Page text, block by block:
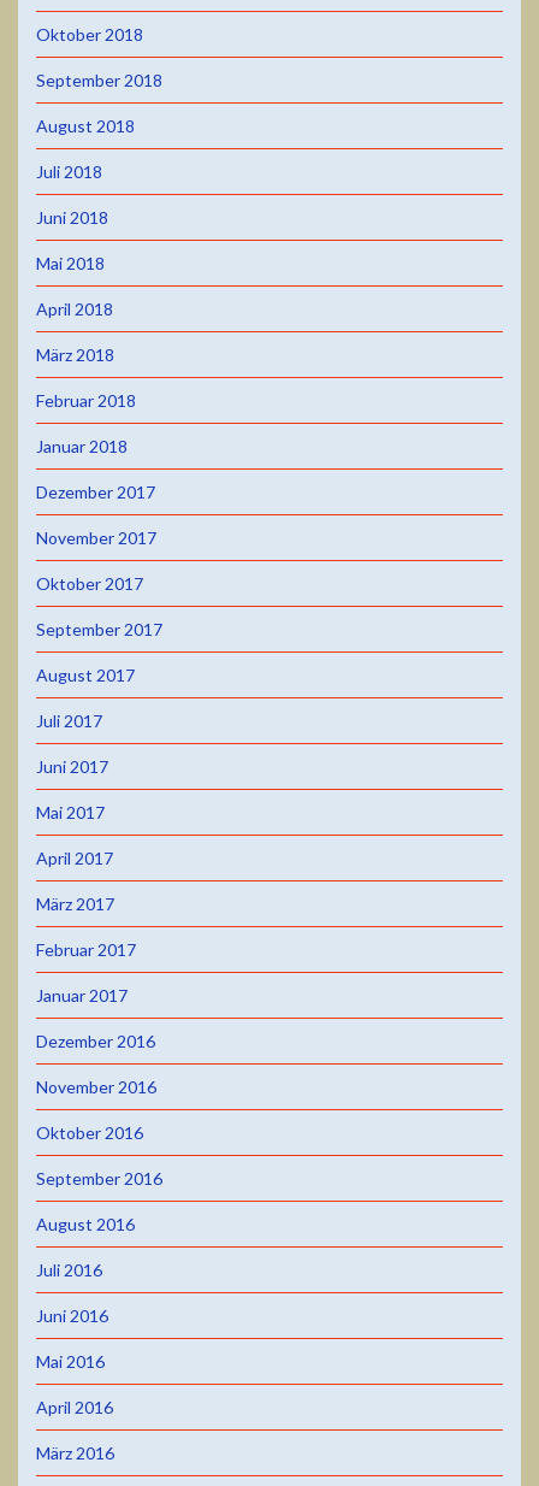
Oktober 2018
September 2018
August 2018
Juli 2018
Juni 2018
Mai 2018
April 2018
März 2018
Februar 2018
Januar 2018
Dezember 2017
November 2017
Oktober 2017
September 2017
August 2017
Juli 2017
Juni 2017
Mai 2017
April 2017
März 2017
Februar 2017
Januar 2017
Dezember 2016
November 2016
Oktober 2016
September 2016
August 2016
Juli 2016
Juni 2016
Mai 2016
April 2016
März 2016